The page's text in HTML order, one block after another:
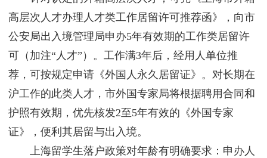
高层次人才办理人才类工作居留许可推荐函》，向市
公安局出入境管理局申办5年有效期的工作类居留许
可（加注“人才”）。工作满3年后，经用人单位推
荐，可按规定申请《外国人永久居留证》。对长期在
沪工作的此类人才，市外国专家局将根据聘用合同和
护照有效期，优先核发2至5年有效的《外国专家
证》，便利其居留与出入境。
上海留学生落户政策对年龄有明确要求：申办人